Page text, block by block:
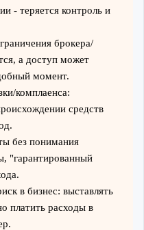
- теряется контроль и
брокера/
а доступ может
момент.
комплаенса:
средств
без понимания
"гарантированный
в бизнес: выставлять
платить расходы в